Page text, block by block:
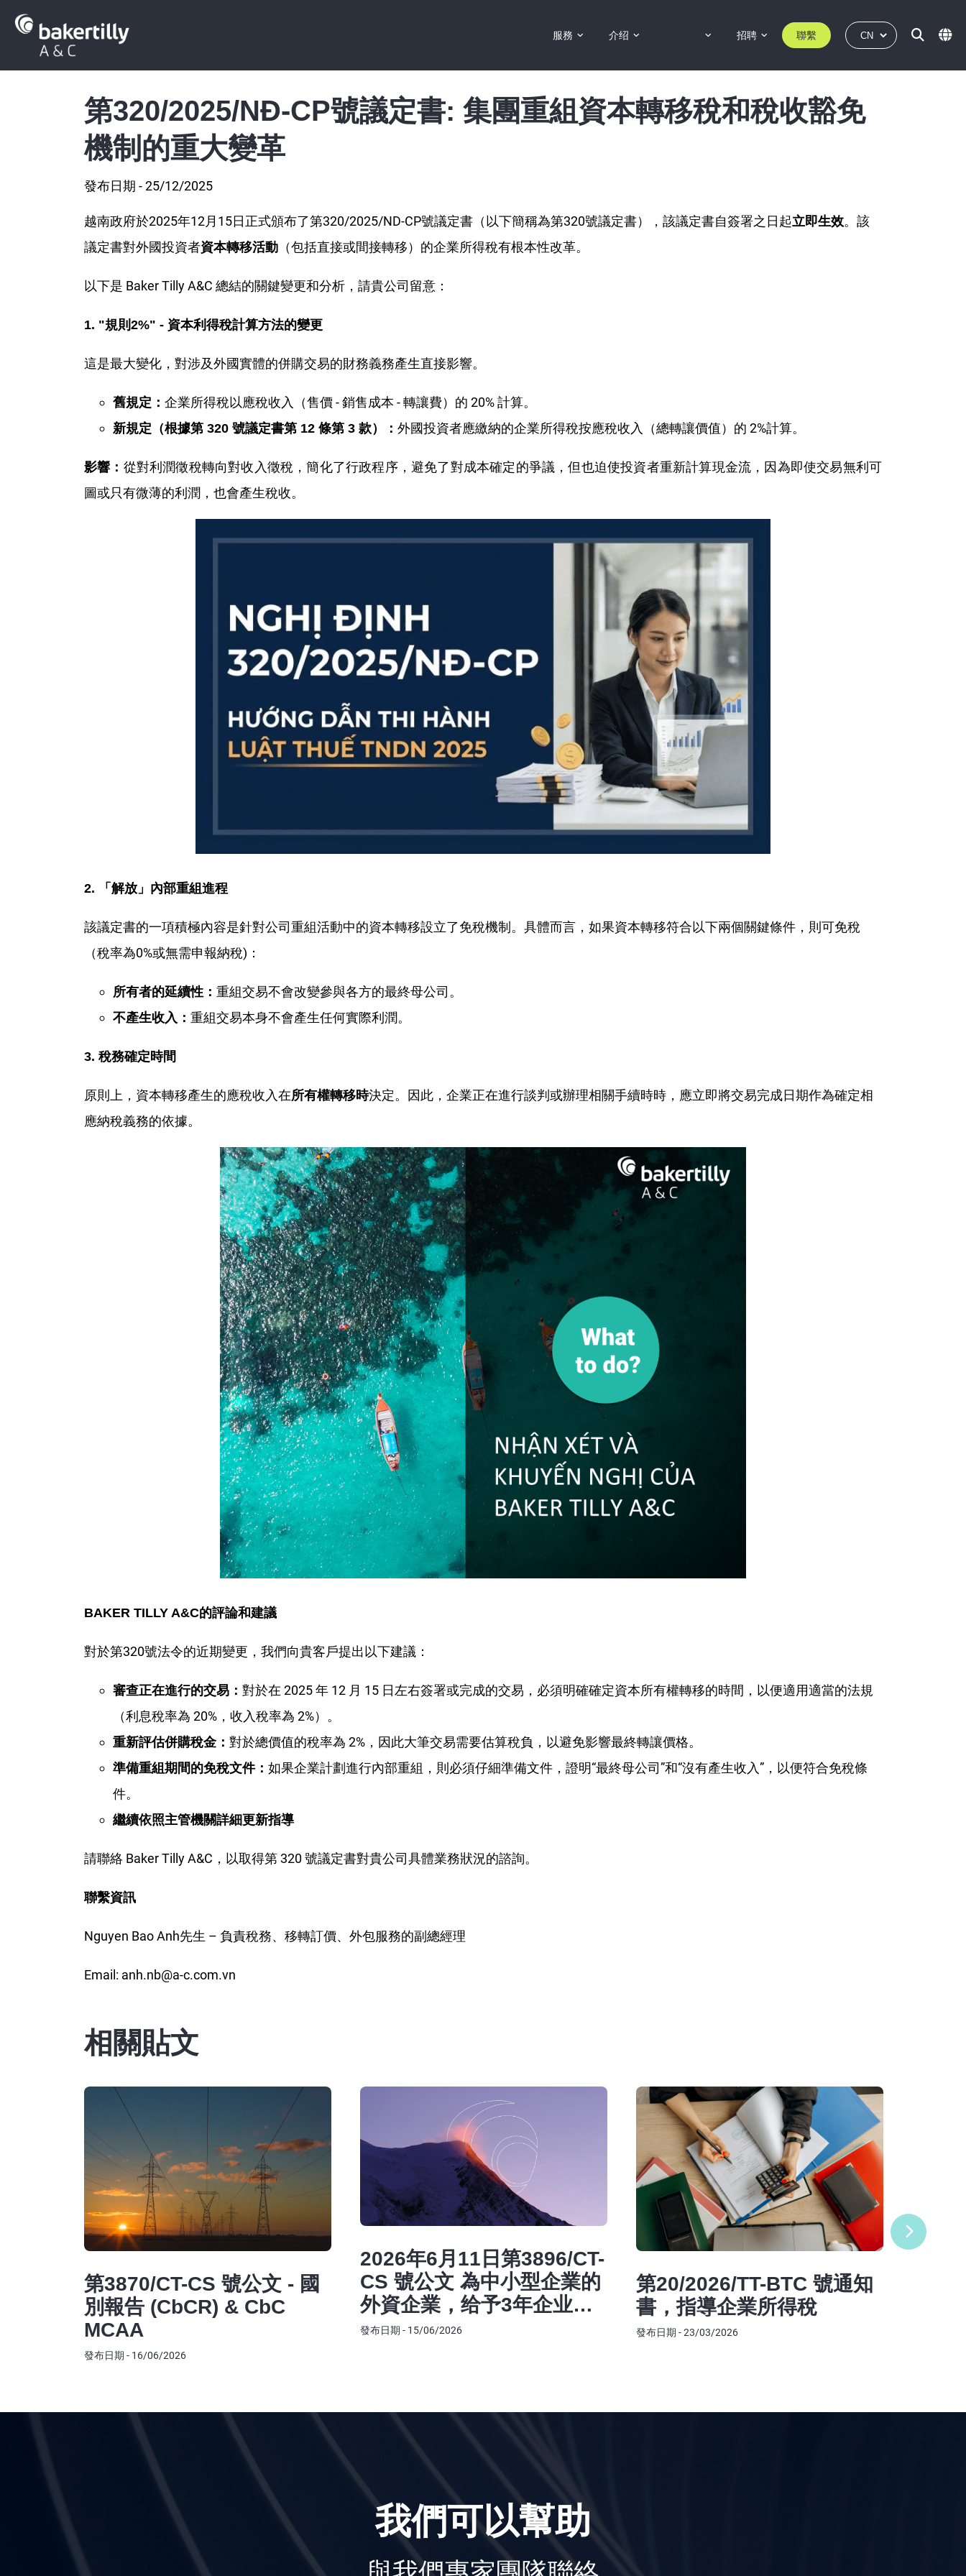
服務 介绍 招聘 聯繫
第320/2025/NĐ-CP號議定書: 集團重組資本轉移稅和稅收豁免
機制的重大變革
發布日期 - 25/12/2025
越南政府於2025年12月15日正式頒布了第320/2025/ND-CP號議定書（以下簡稱為第320號議定書），該議定書自簽署之日起立即生效。該
議定書對外國投資者資本轉移活動 （包括直接或間接轉移）的企業所得稅有根本性改革。
以下是 Baker Tilly A&C 總結的關鍵變更和分析，請貴公司留意：
1. "規則 2%" - 資本利得稅計算方法的變更
這是最大變化，對涉及外國實體的併購交易的財務義務產生直接影響。
舊規定： 企業所得稅以應稅收入（售價 - 銷售成本 - 轉讓費）的 20% 計算。
新規定（根據第 320 號議定書第 12 條第 3 款）： 外國投資者應繳納的企業所得稅按應稅收入（總轉讓價值）的 2%計算。
影響： 從對利潤徵稅轉向對收入徵稅，簡化了行政程序，避免了對成本確定的爭議，但也迫使投資者重新計算現金流，因為即使交易無利可
圖或只有微薄的利潤，也會產生稅收。
2. 「 解放」內部重組進程
該議定書的一項積極內容是針對公司重組活動中的資本轉移設立了免稅機制。具體而言，如果資本轉移符合以下兩個關鍵條件，則可免稅
（稅率為0%或無需申報納稅)：
所有者的延續性： 重組交易不會改變參與各方的最終母公司。
不產生收入： 重組交易本身不會產生任何實際利潤。
3. 稅務確定時間
原則上，資本轉移產生的應稅收入在所有權轉移時決定。因此，企業正在進行談判或辦理相關手續時時，應立即將交易完成日期作為確定相
應納稅義務的依據。
BAKER TILLY A&C的評論和建議
對於第320號法令的近期變更，我們向貴客戶提出以下建議：
審查正在進行的交易： 對於在 2025 年 12 月 15 日左右簽署或完成的交易，必須明確確定資本所有權轉移的時間，以便適用適當的法規
（利息稅率為 20%，收入稅率為 2%）。
重新評估併購稅金： 對於總價值的稅率為 2%，因此大筆交易需要估算稅負，以避免影響最終轉讓價格。
準備重組期間的免稅文件： 如果企業計劃進行內部重組，則必須仔細準備文件，證明“最終母公司”和“沒有產生收入”，以便符合免稅條
件。
繼續依照主管機關詳細更新指導
請聯絡 Baker Tilly A&C，以取得第 320 號議定書對貴公司具體業務狀況的諮詢。
聯繫資訊
Nguyen Bao Anh先生 – 負責稅務、移轉訂價、外包服務的副總經理
Email: anh.nb@a-c.com.vn
相關貼文
第3870/CT-CS 號公文 - 國
別報告 (CbCR) & CbC
MCAA
發布日期 - 16/06/2026
2026年6月11日第3896/CT-
CS 號公文 為中小型企業的
外資企業，给予3年企业所
得税豁免
發布日期 - 15/06/2026
第20/2026/TT-BTC 號通知
書，指導企業所得稅
發布日期 - 23/03/2026
稅務
CP號
我們可以幫助